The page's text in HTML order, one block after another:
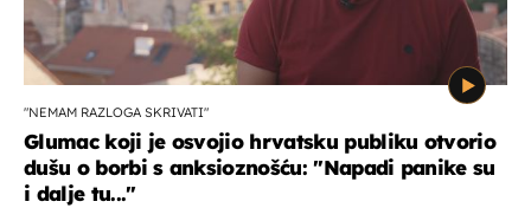
"NEMAM RAZLOGA SKRIVATI"
Glumac koji je osvojio hrvatsku publiku otvorio
dušu o borbi s anksioznošću: "Napadi panike su
i dalje tu..."